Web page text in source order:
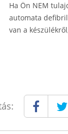
Ha Ön NEM
automata
van a